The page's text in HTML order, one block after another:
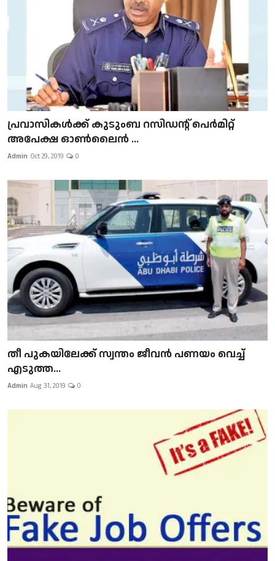
പ്രവാസികള്‍ക്ക് കുടുംബ റസിഡന്റ് പെർമിറ്റ്
അപേക്ഷ ഓൺലൈൻ ...
Admin Oct 29, 2019 0
​​​​​​​തീ പുകയിലേക്ക് സ്വന്തം ജീവന്‍ പണയം വെച്ച്
എടുത്ത...
Admin Aug 31, 2019 0